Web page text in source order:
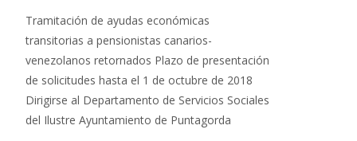
Tramitación de ayudas económicas
transitorias a pensionistas canarios-
venezolanos retornados Plazo de presentación
de solicitudes hasta el 1 de octubre de 2018
Dirigirse al Departamento de Servicios Sociales
del Ilustre Ayuntamiento de Puntagorda